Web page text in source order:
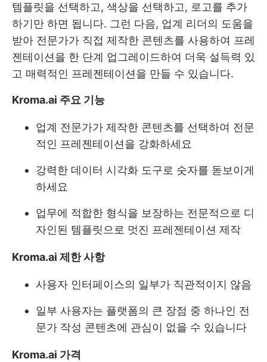
템플릿을 선택하고, 색상을 선택하고, 로고를 추가
하기만 하면 됩니다. 그런 다음, 업계 리더의 도움을
받아 전문가가 직접 제작한 콘텐츠를 사용하여 프레
젠테이션을 한 단계 업그레이드하여 더욱 설득력 있
고 매력적인 프레젠테이션을 만들 수 있습니다.
Kroma.ai 주요 기능
업계 전문가가 제작한 콘텐츠를 선택하여 전문
적인 프레젠테이션을 강화하세요
강력한 데이터 시각화 도구로 숫자를 돋보이게
하세요
업무에 적합한 형식을 보장하는 전문적으로 디
자인된 템플릿으로 멋진 프레젠테이션 제작
Kroma.ai 제한 사항
사용자 인터페이스의 일부가 직관적이지 않음
일부 사용자는 플랫폼의 큰 장점 중 하나인 전
문가 작성 콘텐츠에 관심이 없을 수 있습니다
Kroma.ai 가격